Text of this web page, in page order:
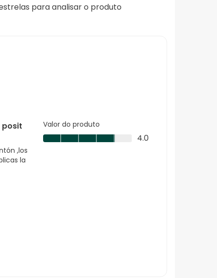
para analisar o produto
posit
,los
la
Valor do produto
Valor
do
4.0